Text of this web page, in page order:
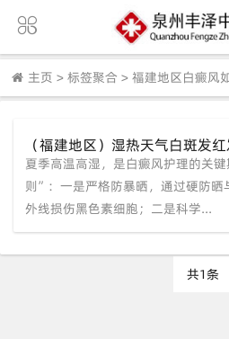
主页 > 标签聚合 > 福建地区白癜风
（福建地区）湿热天气白斑发
【泉州中科】夏季皮肤护理专
夏季高温高湿，是白癜风护理的关
则”：一是严格防暴晒，通过硬防晒
外线损伤黑色素细胞；二是科学...
共1条